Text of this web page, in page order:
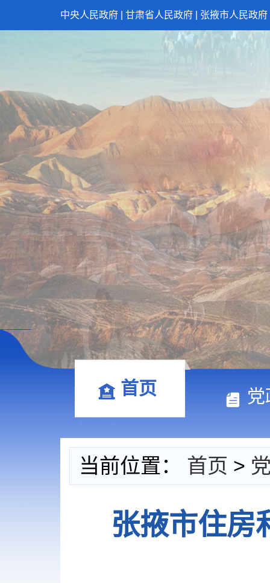
中央人民政府 甘肃省人民政府 张掖市人民政府
首页 党
当前位置： 首页 >
张掖市住房